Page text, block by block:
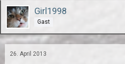
Girl1998
Gast
26. April 2013